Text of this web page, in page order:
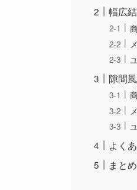
幅広
隙間
よく
まとめ